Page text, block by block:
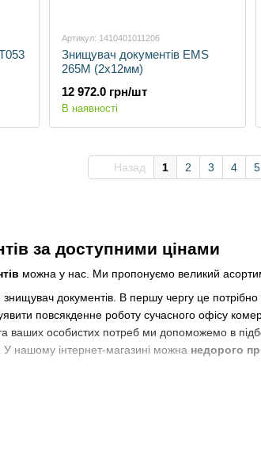
за доступними цінами
можна у нас. Ми пропонуємо великий
документів. В першу чергу це
повсякденне роботу сучасного офісу
ваших особистих потреб ми допоможемо в
У нашому інтернет-магазині можна недорого
Артикул: 1410401011206
Знищувач документів EMS
265M (2х12мм)
12 972.0 грн/шт
В наявності
Назад 1 2 3 4 5